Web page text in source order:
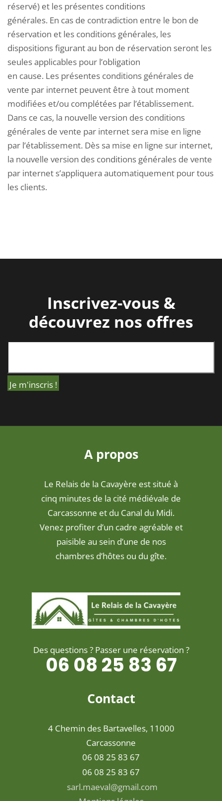
réservé) et les présentes conditions
générales. En cas de contradiction entre le bon de
réservation et les conditions générales, les
dispositions figurant au bon de réservation seront les
seules applicables pour l’obligation
en cause. Les présentes conditions générales de
vente par internet peuvent être à tout moment
modifiées et/ou complétées par l’établissement.
Dans ce cas, la nouvelle version des conditions
générales de vente par internet sera mise en ligne
par l’établissement. Dès sa mise en ligne sur internet,
la nouvelle version des conditions générales de vente
par internet s’appliquera automatiquement pour tous
les clients.
Inscrivez-vous &
découvrez nos offres
A propos
Le Relais de la Cavayère est situé à
cinq minutes de la cité médiévale de
Carcassonne et du Canal du Midi.
Venez profiter d’un cadre agréable et
paisible au sein d’une de nos
chambres d’hôtes ou du gîte.
Des questions ? Passer une réservation ?
06 08 25 83 67
Contact
4 Chemin des Bartavelles, 11000
Carcassonne
06 08 25 83 67
06 08 25 83 67
sarl.maeval@gmail.com